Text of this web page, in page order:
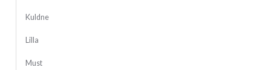
Kuldne
Lilla
Must